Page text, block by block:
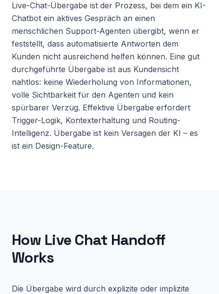
Live-Chat-Übergabe ist der Prozess, bei dem ein KI-
Chatbot ein aktives Gespräch an einen
menschlichen Support-Agenten übergibt, wenn er
feststellt, dass automatisierte Antworten dem
Kunden nicht ausreichend helfen können. Eine gut
durchgeführte Übergabe ist aus Kundensicht
nahtlos: keine Wiederholung von Informationen,
volle Sichtbarkeit für den Agenten und kein
spürbarer Verzug. Effektive Übergabe erfordert
Trigger-Logik, Kontexterhaltung und Routing-
Intelligenz. Übergabe ist kein Versagen der KI – es
ist ein Design-Feature.
How Live Chat Handoff
Works
Die Übergabe wird durch explizite oder implizite